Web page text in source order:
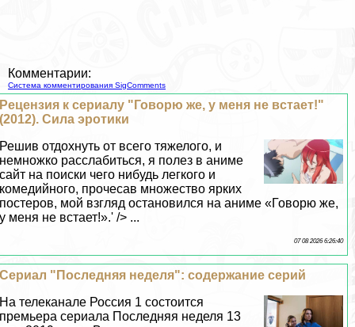
Комментарии:
Система комментирования SigComments
Рецензия к сериалу "Говорю же, у меня не встает!"
(2012). Сила эpoтики
Решив отдохнуть от всего тяжелого, и
немножко расслабиться, я полез в аниме
сайт на поиски чего нибудь легкого и
комедийного, прочесав множество ярких
постеров, мой взгляд остановился на аниме «Говорю же,
у меня не встает!».' /> ...
07 08 2026 6:26:40
Сериал "Последняя неделя": содержание серий
На телеканале Россия 1 состоится
премьера сериала Последняя неделя 13